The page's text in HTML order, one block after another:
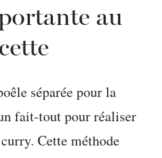
au
séparée pour la
fait-tout pour réaliser
Cette méthode